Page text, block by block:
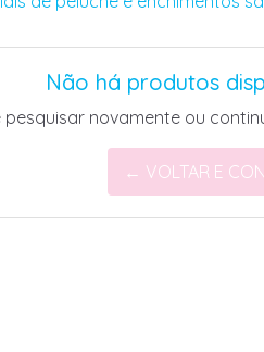
Não há produtos
pesquisar novamente ou
← VOLTAR E